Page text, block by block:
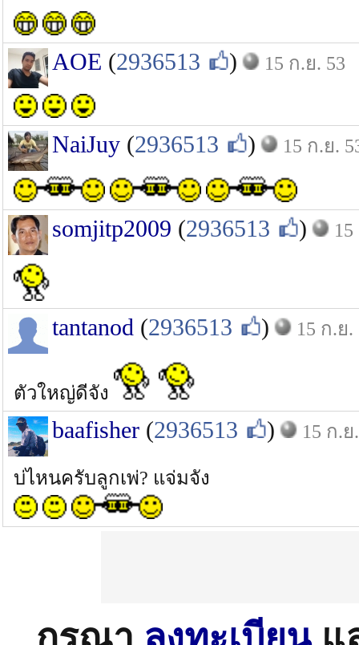
AOE (2936513 ) 15 ก.ย. 53
NaiJuy (2936513 ) 15 ก.ย.
somjitp2009 (2936513 )
tantanod (2936513 ) 15 ก.ย.
ตัวใหญ่ดีจัง
baafisher (2936513 ) 15 ก.ย
บ่ไหนครับลูกเพ่? แจ่มจัง